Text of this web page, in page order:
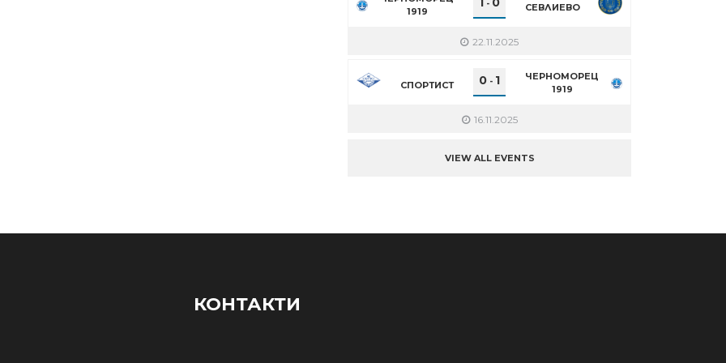
1919
- СЕВЛИЕВО
22.11.2025
СПОРТИСТ 0 - 1
ЧЕРНОМОРЕЦ
1919
16.11.2025
VIEW ALL EVENTS
КОНТАКТИ